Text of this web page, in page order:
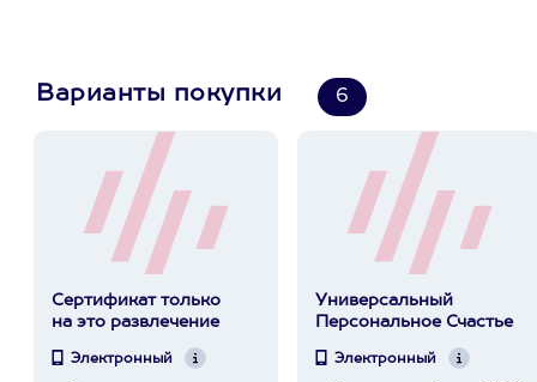
Варианты покупки 6
Сертификат только
на это развлечение
Электронный
Универсальный
Персональное Счастье
Электронный